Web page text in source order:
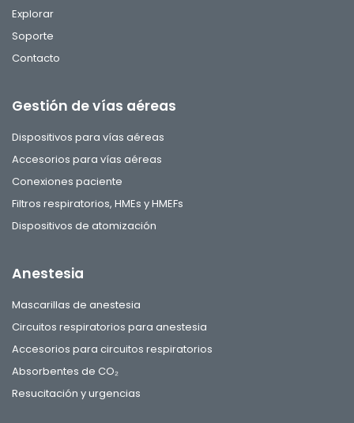
Explorar
Soporte
Contacto
Gestión de vías aéreas
Dispositivos para vías aéreas
Accesorios para vías aéreas
Conexiones paciente
Filtros respiratorios, HMEs y HMEFs
Dispositivos de atomización
Anestesia
Mascarillas de anestesia
Circuitos respiratorios para anestesia
Accesorios para circuitos respiratorios
Absorbentes de CO₂
Resucitación y urgencias